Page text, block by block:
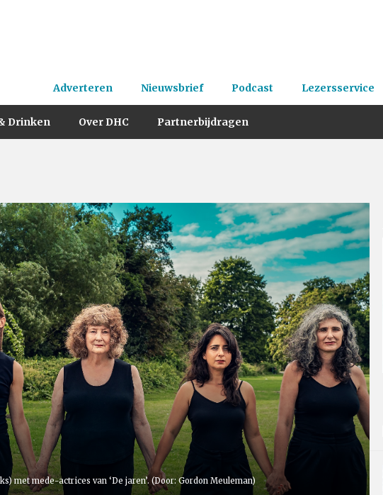
Adverteren Nieuwsbrief Podcast Lezersservice
Drinken Over DHC Partnerbijdragen
met mede-actrices van ‘De jaren’. (Door: Gordon Meuleman)